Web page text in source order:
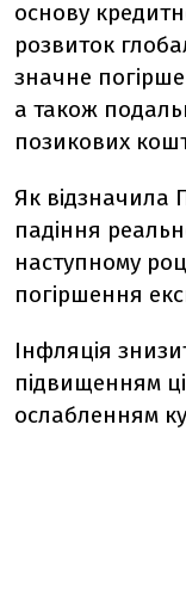
основу
розвиток
значне
а також
позикових
Як відзначила
падіння
наступному
погіршення
Інфляція
підвищенням
ослабленням